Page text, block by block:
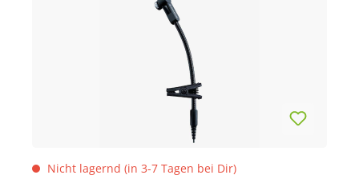
Nicht lagernd (in 3-7 Tagen bei Dir)